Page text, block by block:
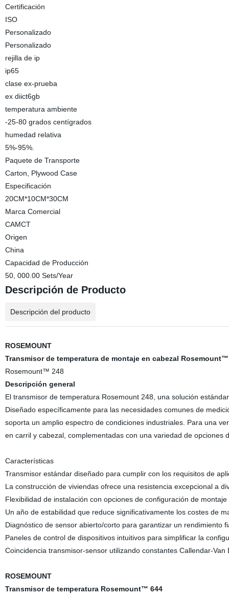
Certificación
ISO
Personalizado
Personalizado
rejilla de ip
ip65
clase ex-prueba
ex diict6gb
temperatura ambiente
-25-80 grados centígrados
humedad relativa
5%-95%.
Paquete de Transporte
Carton, Plywood Case
Especificación
20CM*10CM*30CM
Marca Comercial
CAMCT
Origen
China
Capacidad de Producción
50, 000.00 Sets/Year
Descripción de Producto
Descripción del producto
ROSEMOUNT
Transmisor de temperatura de montaje en cabezal Rosemount™
Rosemount™ 248
Descripción general
El transmisor de temperatura Rosemount 248, una solución
Diseñado específicamente para las necesidades comunes de
soporta un amplio espectro de condiciones industriales. Para una
en carril y cabezal, complementadas con una variedad de opciones
Características
Transmisor estándar diseñado para cumplir con los requisitos de
La construcción de viviendas ofrece una resistencia excepcional a
Flexibilidad de instalación con opciones de configuración de
Un año de estabilidad que reduce significativamente los costes de
Diagnóstico de sensor abierto/corto para garantizar un rendimiento
Paneles de control de dispositivos intuitivos para simplificar la
Coincidencia transmisor-sensor utilizando constantes Callendar-
ROSEMOUNT
Transmisor de temperatura Rosemount™ 644